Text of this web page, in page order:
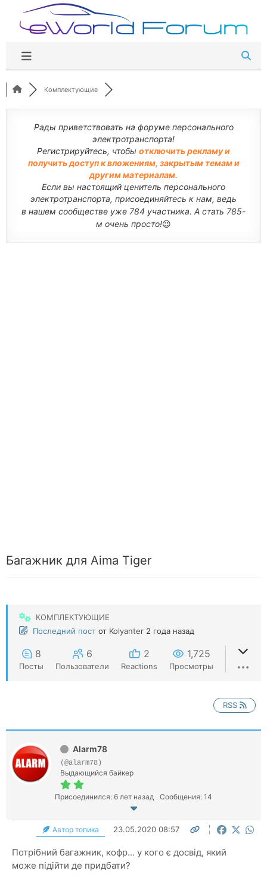
Перейти
содержимому
Комплектующие
Рады приветствовать на форуме персонального
электротранспорта!
Регистрируйтесь, чтобы отключить рекламу и
получить доступ к вложениям, закрытым темам и
другим материалам.
Если вы настоящий ценитель персонального
электротранспорта, присоединяйтесь к нам, ведь
в нашем сообществе уже 784 участника. А стать 785-
м очень просто!😉
Багажник для Aima Tiger
КОМПЛЕКТУЮЩИЕ
Последний пост от Kolyanter 2 года назад
8
Посты
6
Пользователи
2
Reactions
1,725
Просмотры
RSS
Alarm78
(@alarm78)
Выдающийся байкер
Присоединился: 6 лет назад Сообщения: 14
Автор топика 23.05.2020 08:57
Потрібний багажник, кофр... у кого є досвід, який
може підійти де придбати?